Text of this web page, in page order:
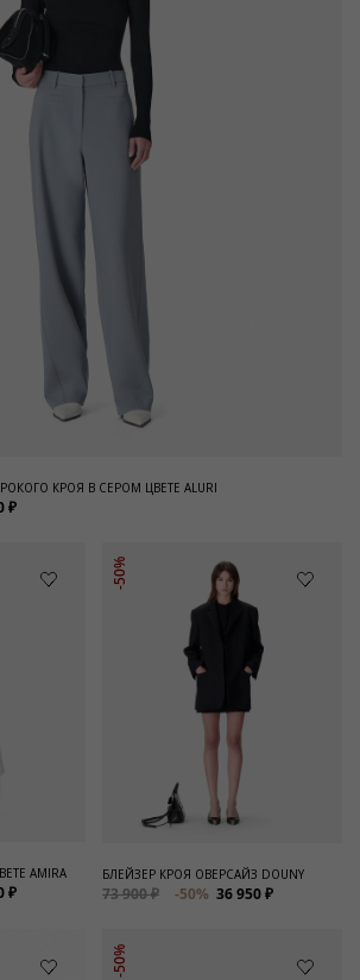
КРОЯ В СЕРОМ ЦВЕТЕ ALURI
₽
AMIRA
₽
-50%
БЛЕЙЗЕР КРОЯ ОВЕРСАЙЗ DOUNY
73 900 ₽ -50% 36 950 ₽
-50%